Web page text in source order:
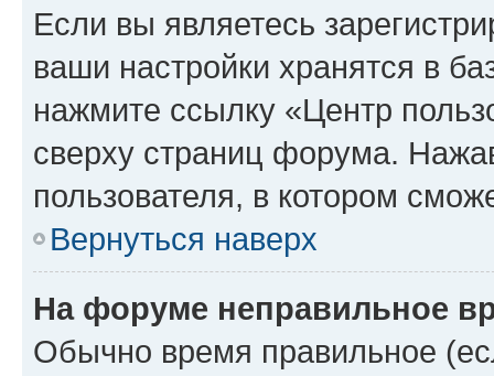
Если вы являетесь
ваши настройки хранятся в
нажмите ссылку «Центр
сверху страниц форума.
пользователя, в котором
Вернуться наверх
На форуме неправильное
Обычно время правильное